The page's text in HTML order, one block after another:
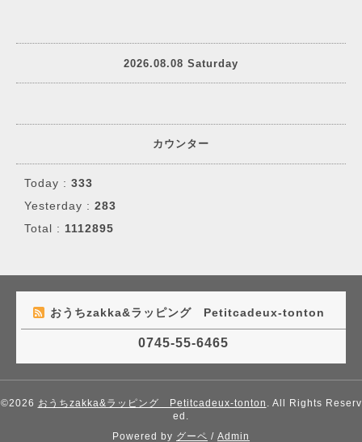
2026.08.08 Saturday
カウンター
Today : 333
Yesterday : 283
Total : 1112895
おうちzakka&ラッピング Petitcadeux-tonton
0745-55-6465
©2026 おうちzakka&ラッピング Petitcadeux-tonton . All Rights Reserv
ed.
Powered by グーペ / Admin